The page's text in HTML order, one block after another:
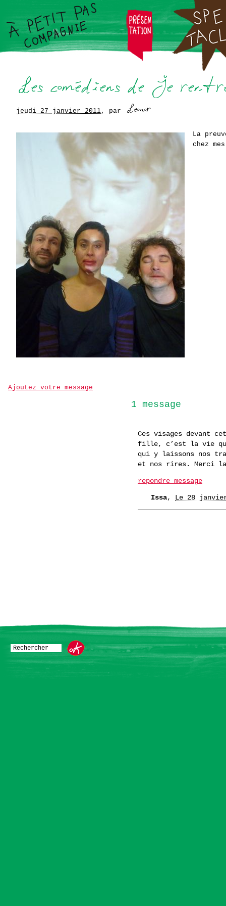
jeudi 27 janvier 2011, par
La
chez
Ajoutez votre message
1 message
Ces visages devant
fille, c’est la vie
qui y laissons nos
et nos rires. Merci
repondre message
Issa, Le 28